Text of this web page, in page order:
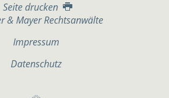
Seite drucken
& Mayer Rechtsanwälte
Impressum
Datenschutz